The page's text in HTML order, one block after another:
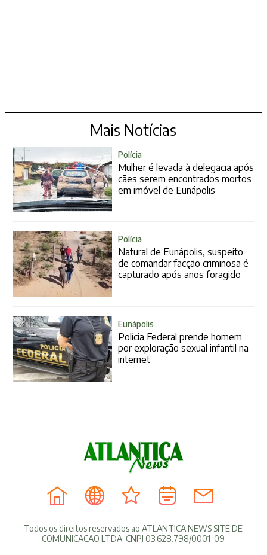
Mais Notícias
Polícia
Mulher é levada à delegacia após
cães serem encontrados mortos
em imóvel de Eunápolis
Polícia
Natural de Eunápolis, suspeito
de comandar facção criminosa é
capturado após anos foragido
Eunápolis
Polícia Federal prende homem
por exploração sexual infantil na
internet
Todos os direitos reservados ao ATLANTICA NEWS SITE DE
COMUNICACAO LTDA. CNPJ 03.628.798/0001-09